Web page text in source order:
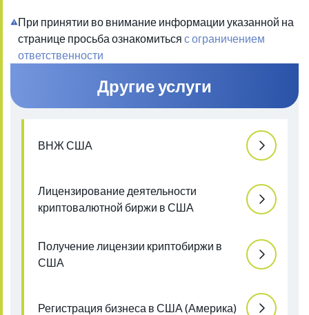
При принятии во внимание информации указанной на
странице просьба ознакомиться с ограничением
ответственности
Другие услуги
ВНЖ США
Лицензирование деятельности
криптовалютной биржи в США
Получение лицензии криптобиржи в
США
Регистрация бизнеса в США (Америка)